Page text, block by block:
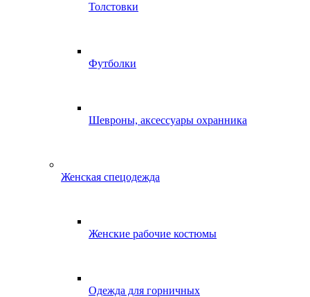
Толстовки
Футболки
Шевроны, аксессуары охранника
Женская спецодежда
Женские рабочие костюмы
Одежда для горничных